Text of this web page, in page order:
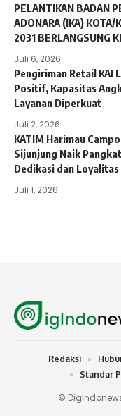
PELANTIKAN BADAN
ADONARA (IKA) KOTA/
2031 BERLANGSUNG
Juli 6, 2026
Pengiriman Retail KAI
Positif, Kapasitas
Layanan Diperkuat
Juli 2, 2026
KATIM Harimau
Sijunjung Naik
Dedikasi dan
Juli 1, 2026
©
Redaksi
Standar